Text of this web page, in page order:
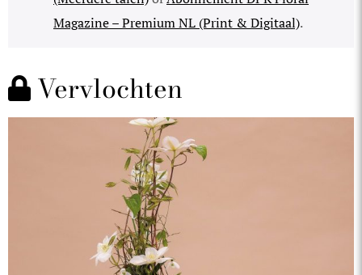
Magazine – Premium NL (Print & Digitaal).
Vervlochten